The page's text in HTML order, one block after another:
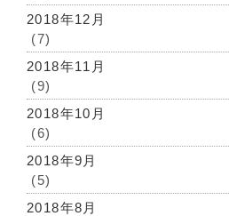
2018年12月
(7)
2018年11月
(9)
2018年10月
(6)
2018年9月
(5)
2018年8月